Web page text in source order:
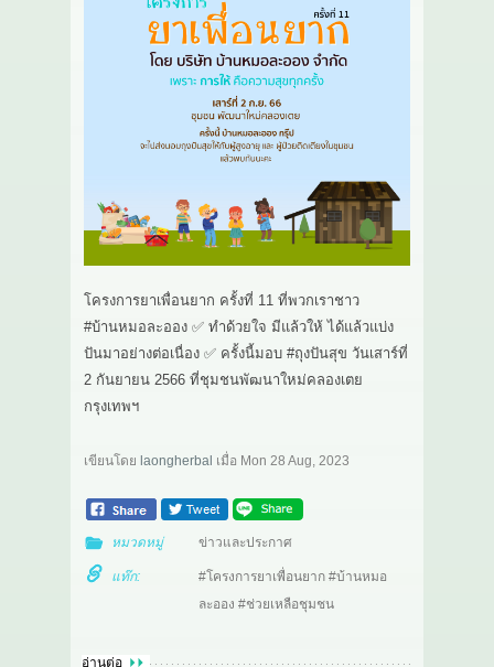
โครงการยาเพื่อนยาก ครั้งที่ 11 ที่พวกเราชาว
#บ้านหมอละออง ✅ ทำด้วยใจ มีแล้วให้ ได้แล้วแบ่ง
ปันมาอย่างต่อเนื่อง ✅ ครั้งนี้มอบ #ถุงปันสุข วันเสาร์ที่
2 กันยายน 2566 ที่ชุมชนพัฒนาใหม่คลองเตย
กรุงเทพฯ
เขียนโดย laongherbal เมื่อ Mon 28 Aug, 2023
หมวดหมู่ ข่าวและประกาศ
แท๊ก:
#โครงการยาเพื่อนยาก #บ้านหมอ
ละออง #ช่วยเหลือชุมชน
อ่านต่อ